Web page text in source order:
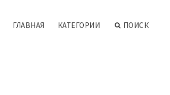
ГЛАВНАЯ КАТЕГОРИИ ПОИСК